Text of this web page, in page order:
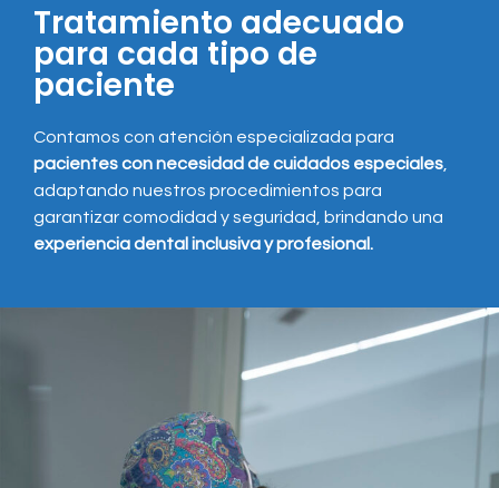
Tratamiento adecuado
para cada tipo de
paciente
Contamos con atención especializada para
pacientescon necesidad de cuidados especiales
adaptando nuestros procedimientos para
garantizar comodidad y seguridad, brindando una
experiencia dental inclusiva y profesional.